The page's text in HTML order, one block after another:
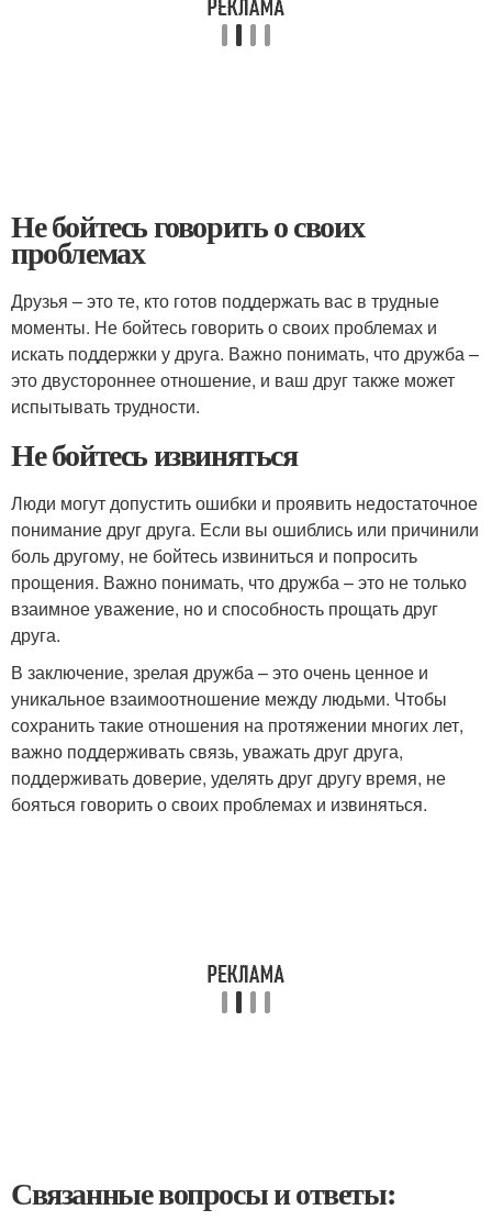
Не бойтесь говорить о своих
проблемах
Друзья – это те, кто готов поддержать вас в трудные
моменты. Не бойтесь говорить о своих проблемах и
искать поддержки у друга. Важно понимать, что дружба –
это двустороннее отношение, и ваш друг также может
испытывать трудности.
Не бойтесь извиняться
Люди могут допустить ошибки и проявить недостаточное
понимание друг друга. Если вы ошиблись или причинили
боль другому, не бойтесь извиниться и попросить
прощения. Важно понимать, что дружба – это не только
взаимное уважение, но и способность прощать друг
друга.
В заключение, зрелая дружба – это очень ценное и
уникальное взаимоотношение между людьми. Чтобы
сохранить такие отношения на протяжении многих лет,
важно поддерживать связь, уважать друг друга,
поддерживать доверие, уделять друг другу время, не
бояться говорить о своих проблемах и извиняться.
Связанные вопросы и ответы: